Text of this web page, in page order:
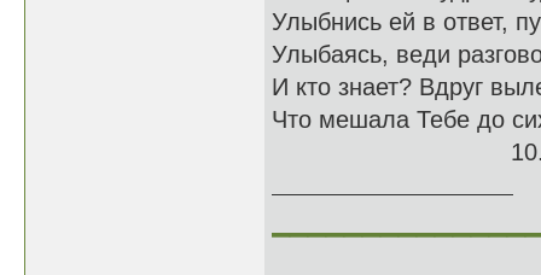
Улыбнись ей в ответ,
Улыбаясь, веди
И кто знает? Вдруг
Что мешала Тебе до